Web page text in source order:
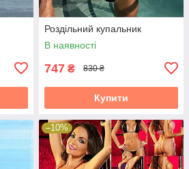
Роздільний купальник
В наявності
747 ₴ 830 ₴
Купити
–10%